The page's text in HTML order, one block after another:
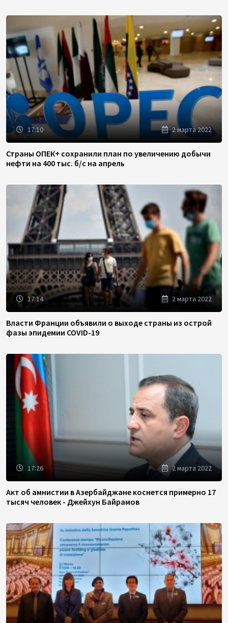
17:10 2 марта 2022
Страны ОПЕК+ сохранили план по увеличению добычи
нефти на 400 тыс. б/с на апрель
17:14 2 марта 2022
Власти Франции объявили о выходе страны из острой
фазы эпидемии COVID-19
17:26 2 марта 2022
Акт об амнистии в Азербайджане коснется примерно 17
тысяч человек - Джейхун Байрамов